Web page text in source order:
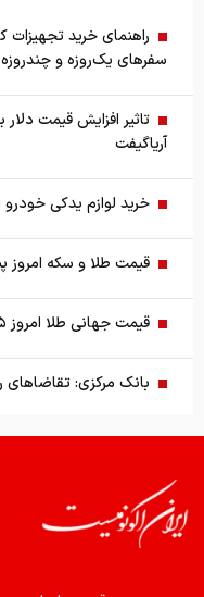
راهنمای خرید
سفرهای یک‌روزه و چندروزه
تاثیر افزایش قیمت دلار
آریاگیفت
خرید لوازم یدکی خودرو
قیمت طلا و سکه امروز پنج شنبه
قیمت جهانی طلا امروز ۱۴۰۵/۰۵/۱۵
بانک مرکزی: تقاضا‌های
کالابرگ سه دهک
هشدار تخلیه برای
تمام قدرت علیه حزب الله